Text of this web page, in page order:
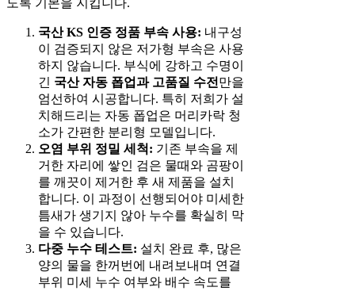
도록 기본을 지킵니다.
국산 KS 인증 정품 부속 사용: 내구성
이 검증되지 않은 저가형 부속은 사용
하지 않습니다. 부식에 강하고 수명이
긴 국산 자동 폽업과 고품질 수전 만을
엄선하여 시공합니다. 특히 저희가 설
치해드리는 자동 폽업은 머리카락 청
소가 간편한 분리형 모델입니다.
오염 부위 정밀 세척: 기존 부속을 제
거한 자리에 쌓인 검은 물때와 곰팡이
를 깨끗이 제거한 후 새 제품을 설치
합니다. 이 과정이 선행되어야 미세한
틈새가 생기지 않아 누수를 확실히 막
을 수 있습니다.
다중 누수 테스트: 설치 완료 후, 많은
양의 물을 한꺼번에 내려보내며 연결
부위 미세 누수 여부와 배수 속도를